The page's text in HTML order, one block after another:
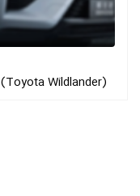
تویوتا وایلدلندر (Toyota Wildlander)